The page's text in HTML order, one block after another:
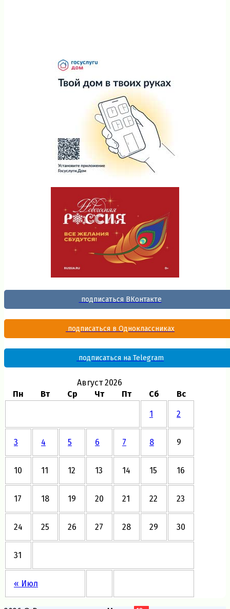
подписаться ВКонтакте
подписаться в Одноклассниках
подписаться на Telegram
Август 2026
Пн
Вт Ср Чт Пт Сб Вс
« Июл
1 2
3 4 5 6 7 8 9
10 11 12 13 14 15 16
17 18 19 20 21 22 23
24 25 26 27 28 29 30
31